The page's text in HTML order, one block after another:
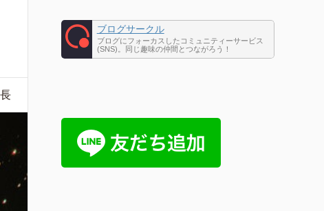
ブログサークル
ブログにフォーカスしたコミュニティーサービス
(SNS)。同じ趣味の仲間とつながろう！